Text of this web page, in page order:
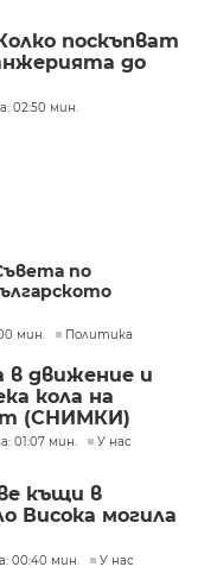
поскъпват
до
02:50 мин.
по
мин. Политика
в движение и
кола на
(СНИМКИ)
01:07 мин. У нас
къщи в
Висока могила
00:40 мин. У нас